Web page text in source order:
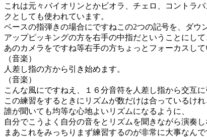
これは元々バイオリンとかビオラ、チェロ、コントラ
クとしても使われています。
ベースの指弾きの場合にですねこの2つの記号を、ダウ
アップピッキングの方を右手の中指だということにし
あのカメラをですね等右手の方ちょっとフォーカスして
（音楽）
人差し指の方から引き始めます。
（音楽）
こんな風にですねえ、１６分音符を人差し指から交互に
この練習をするときにリズムが数だけは合っているけ
誰が聞いても均等な心地よいリズムになるように、
自分でこうよく自分の音をとリズムを聞きながら演奏し
まあこれをみっちりまず練習するのが非常に大事なん